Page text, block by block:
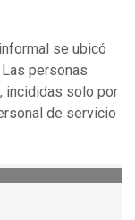
se ubicó
Las personas
incididas solo por
de servicio